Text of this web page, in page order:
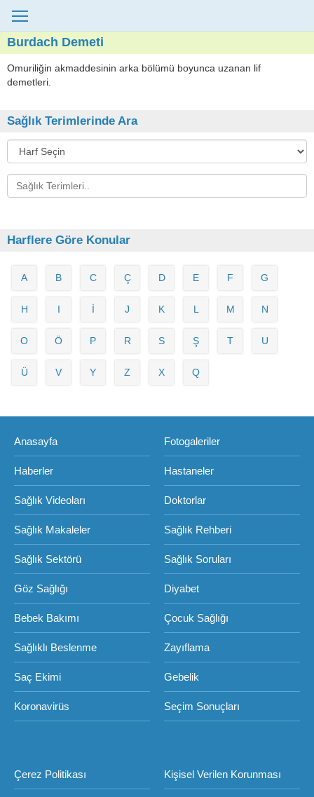
Burdach Demeti
Omuriliğin akmaddesinin arka bölümü boyunca uzanan lif
demetleri.
Sağlık Terimlerinde Ara
Harflere Göre Konular
A B C Ç D E F G
H I İ J K L M N
O Ö P R S Ş T U
Ü V Y Z X Q
Anasayfa Fotogaleriler
Haberler Hastaneler
Sağlık Videoları Doktorlar
Sağlık Makaleler Sağlık Rehberi
Sağlık Sektörü Sağlık Soruları
Göz Sağlığı Diyabet
Bebek Bakımı Çocuk Sağlığı
Sağlıklı Beslenme Zayıflama
Saç Ekimi Gebelik
Koronavirüs Seçim Sonuçları
Çerez Politikası Kişisel Verilen Korunması